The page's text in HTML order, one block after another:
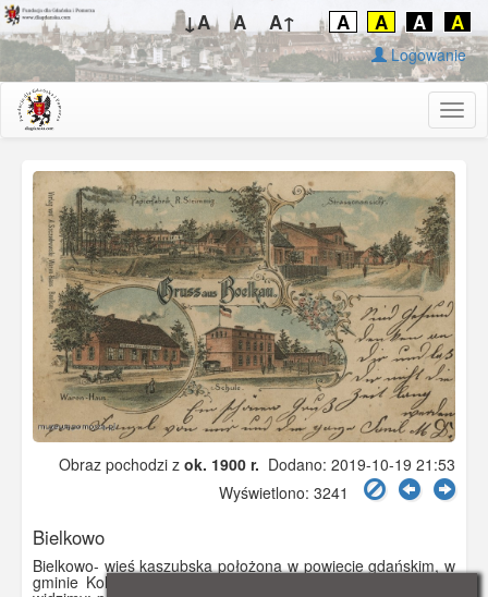
↓A A A↑ A A A A
Logowanie
Obraz pochodzi z ok. 1900 r. Dodano: 2019-10-19 21:53
Wyświetlono: 3241
Bielkowo
Bielkowo- wieś kaszubska położona w powiecie gdańskim, w
gminie Kolbudy. Na pocztówce z przełomu XIX i XX wieku